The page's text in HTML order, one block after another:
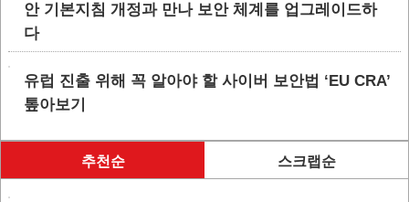
안 기본지침 개정과 만나 보안 체계를 업그레이드하
다
유럽 진출 위해 꼭 알아야 할 사이버 보안법 ‘EU CRA’
톺아보기
추천순 스크랩순